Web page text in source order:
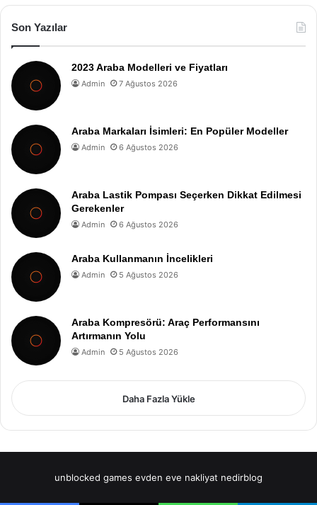
Son Yazılar
2023 Araba Modelleri ve Fiyatları
Admin 7 Ağustos 2026
Araba Markaları İsimleri: En Popüler Modeller
Admin 6 Ağustos 2026
Araba Lastik Pompası Seçerken Dikkat Edilmesi
Gerekenler
Admin 6 Ağustos 2026
Araba Kullanmanın İncelikleri
Admin 5 Ağustos 2026
Araba Kompresörü: Araç Performansını
Artırmanın Yolu
Admin 5 Ağustos 2026
Daha Fazla Yükle
unblocked games evden eve nakliyat nedirblog